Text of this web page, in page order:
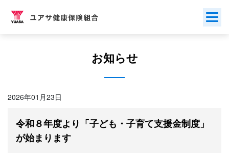
お知らせ
2026年01月23日
令和８年度より「子ども・子育て支援金制度」
が始まります